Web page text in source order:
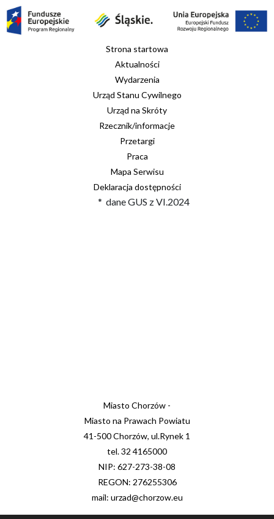
Strona startowa
Aktualności
Wydarzenia
Urząd Stanu Cywilnego
Urząd na Skróty
Rzecznik/informacje
Przetargi
Praca
Mapa Serwisu
Deklaracja dostępności
* dane GUS z VI.2024
Miasto Chorzów -
Miasto na Prawach Powiatu
41-500 Chorzów, ul.Rynek 1
tel. 32 4165000
NIP: 627-273-38-08
REGON: 276255306
mail: urzad@chorzow.eu